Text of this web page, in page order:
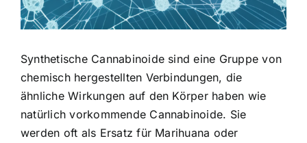
Synthetische Cannabinoide sind eine Gruppe von
chemisch hergestellten Verbindungen, die
ähnliche Wirkungen auf den Körper haben wie
natürlich vorkommende Cannabinoide. Sie
werden oft als Ersatz für Marihuana oder